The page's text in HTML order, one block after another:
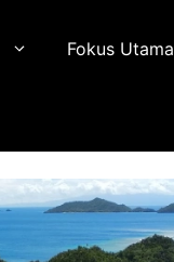
Fokus Utama